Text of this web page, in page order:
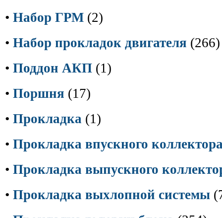
• Набор ГРМ (2)
• Набор прокладок двигателя (266)
• Поддон АКП (1)
• Поршня (17)
• Прокладка (1)
• Прокладка впускного
• Прокладка выпускного
• Прокладка выхлопной системы